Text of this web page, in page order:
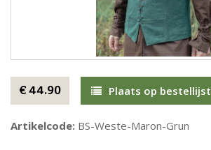
€ 44.90 Plaats op bestellijst
Artikelcode: BS-Weste-Maron-Grun